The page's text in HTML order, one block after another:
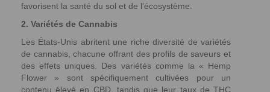
favorisent la santé du sol et de l’écosystème.
2. Variétés de Cannabis
Les États-Unis abritent une riche diversité de variétés
de cannabis, chacune offrant des profils de saveurs et
des effets uniques. Des variétés comme la « Hemp
Flower » sont spécifiquement cultivées pour un
contenu élevé en CBD, tandis que leur taux de THC